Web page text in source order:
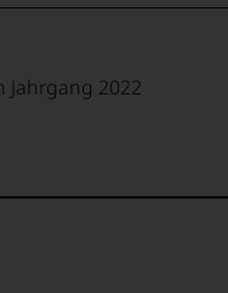
Jahrgang 2022